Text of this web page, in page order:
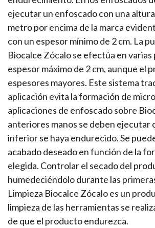
ejecutar un enfoscado con una
metro por encima de la marca
con un espesor mínimo de 2 cm. La
Biocalce Zócalo se efectúa en varias
espesor máximo de 2 cm, aunque el
espesores mayores. Este sistema
aplicación evita la formación de
aplicaciones de enfoscado sobre
anteriores manos se deben ejecutar
inferior se haya endurecido. Se
acabado deseado en función de la
elegida. Controlar el secado del
humedeciéndolo durante las
Limpieza Biocalce Zócalo es un
limpieza de las herramientas se
de que el producto endurezca.